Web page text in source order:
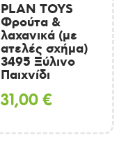
PLAN TOYS
Φρούτα &
λαχανικά (με
ατελές σχήμα)
3495 Ξύλινο
Παιχνίδι
31,00€